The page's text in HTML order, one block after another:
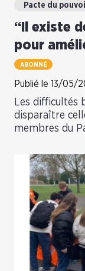
Pacte du
“Il existe
pour
ABONNÉ
Publié le 13/05/
Les difficultés
disparaître
membres du